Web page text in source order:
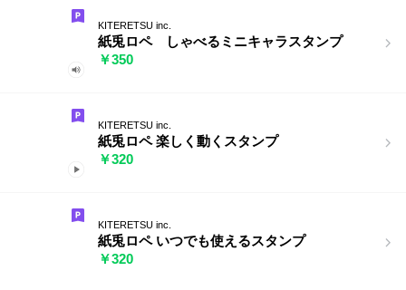
KITERETSU inc.
紙兎ロペ しゃべるミニキャラスタンプ
￥350
KITERETSU inc.
紙兎ロペ 楽しく動くスタンプ
￥320
KITERETSU inc.
紙兎ロペ いつでも使えるスタンプ
￥320